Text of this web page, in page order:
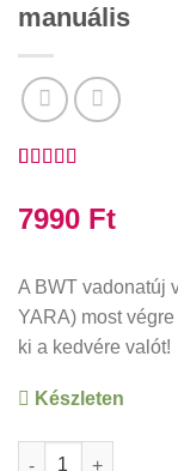
manuális
4.33 az 5-
ből,
7990 Ft
A BWT vadonatúj
YARA) most
ki a kedvére valót!
Készleten
BWT Vida
Alternative: